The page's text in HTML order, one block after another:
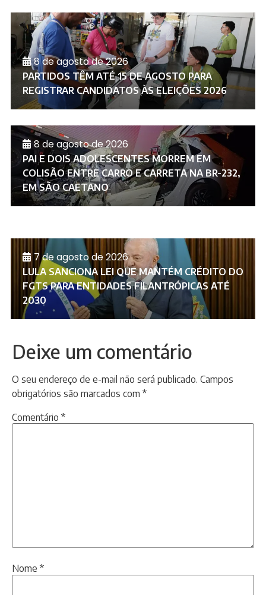
8 de agosto de 2026
PARTIDOS TÊM ATÉ 15 DE AGOSTO PARA
REGISTRAR CANDIDATOS ÀS ELEIÇÕES 2026
8 de agosto de 2026
PAI E DOIS ADOLESCENTES MORREM EM
COLISÃO ENTRE CARRO E CARRETA NA BR-232,
EM SÃO CAETANO
7 de agosto de 2026
LULA SANCIONA LEI QUE MANTÉM CRÉDITO DO
FGTS PARA ENTIDADES FILANTRÓPICAS ATÉ
2030
Deixe um comentário
O seu endereço de e-mail não será publicado. Campos
obrigatórios são marcados com *
Comentário *
Nome *